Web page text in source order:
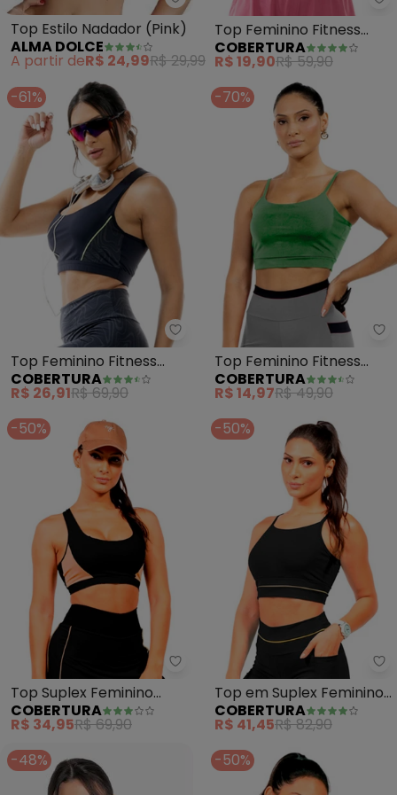
Alma Dolce - Top Estilo
Top Estilo Nadador (Pink)
ALMA DOLCE
A partir deR$ 24,99R$ 29,99
Top Feminino Fitness
(Preto)
COBERTURA
R$ 19,90R$ 59,90
-61%
Cobertura - Top Feminino
Top Feminino Fitness
(Cinza)
COBERTURA
R$ 26,91R$ 69,90
-70%
Top Feminino Fitness
(Verde)
COBERTURA
R$ 14,97R$ 49,90
-50%
Cobertura - Top Suplex
Top Suplex Feminino
(Preto)
COBERTURA
R$ 34,95R$ 69,90
-50%
Top em Suplex Feminino
(Preto)
COBERTURA
R$ 41,45R$ 82,90
-48%
-50%